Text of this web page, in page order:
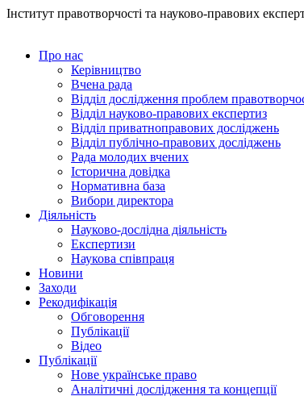
Інститут правотворчості та науково-правових
Про нас
Керівництво
Вчена рада
Відділ дослідження проблем
Відділ науково-правових експертиз
Відділ приватноправових досліджень
Відділ публічно-правових досліджень
Рада молодих вчених
Історична довідка
Нормативна база
Вибори директора
Діяльність
Науково-дослідна діяльність
Експертизи
Наукова співпраця
Новини
Заходи
Рекодифікація
Обговорення
Публікації
Відео
Публікації
Нове українське право
Аналітичні дослідження та концепції